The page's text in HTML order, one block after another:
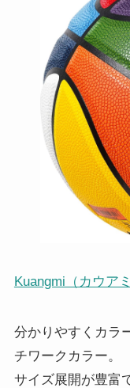
Kuangmi（カウア
分かりやすくカラ
チワークカラー。
サイズ展開が豊富